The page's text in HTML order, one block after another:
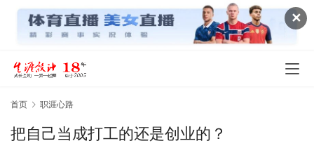
✕
首页 职涯心路
把自己当成打工的还是创业的？